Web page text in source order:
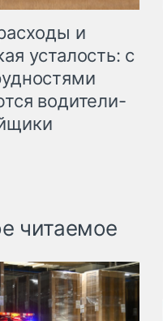
и
усталость: с
водители-
читаемое